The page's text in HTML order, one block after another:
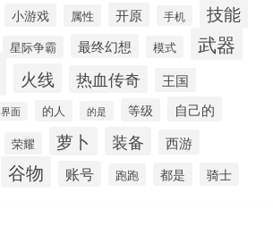
小游戏 属性 开原 手机 技能
星际争霸 最终幻想 模式 武器
火线 热血传奇 王国
界面 的人 的是 等级 自己的
荣耀 萝卜 装备 西游
谷物 账号 跑跑 都是 骑士